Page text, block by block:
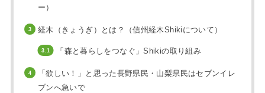
ー）
経木（きょうぎ）とは？（信州経木Shikiについて）
「森と暮らしをつなぐ」Shikiの取り組み
「欲しい！」と思った長野県民・山梨県民はセブンイレ
ブンへ急いで